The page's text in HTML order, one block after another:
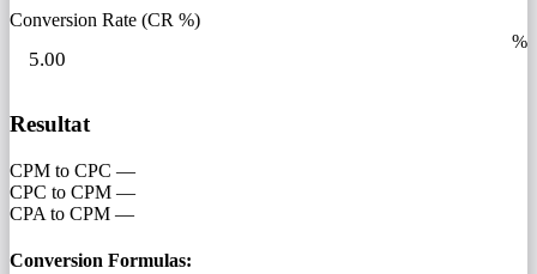
Conversion Rate (CR %)
%
Resultat
CPM to CPC —
CPC to CPM —
CPA to CPM —
Conversion Formulas: